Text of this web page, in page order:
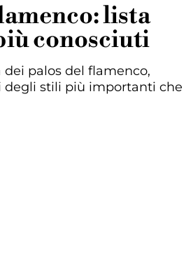
lista
conosciuti
dei palos del flamenco,
degli stili più importanti che